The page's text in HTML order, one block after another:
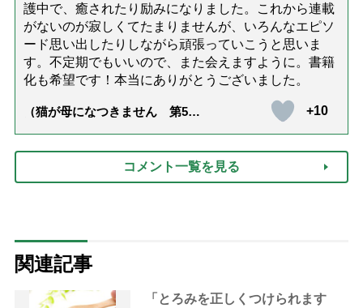
護中で、癒されたり励みになりました。これから連載
がないのが寂しくてたまりませんが、いろんなエピソ
ード思い出したりしながら頑張っていこうと思いま
す。不定期でもいいので、また会えますように。書籍
化も希望です！本当にありがとうございました。
（猫が母になつきません 第500
+10
コメント一覧を見る
関連記事
「とろみを正しくつけられます